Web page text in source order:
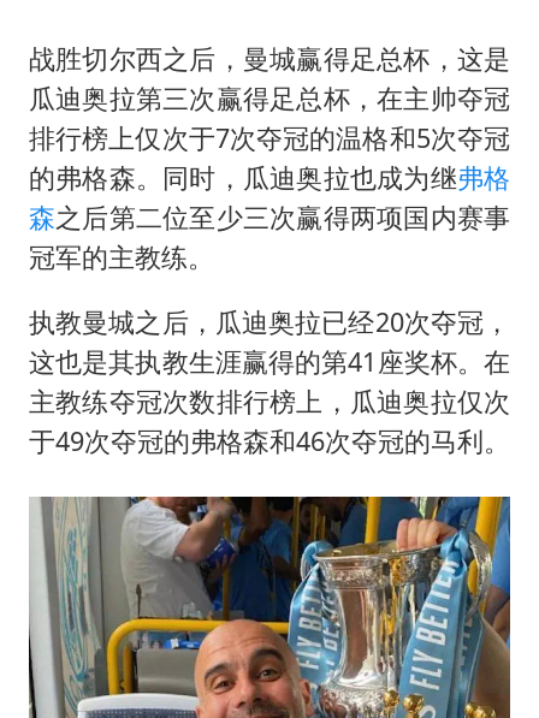
战胜切尔西之后，曼城赢得足总杯，这是
瓜迪奥拉第三次赢得足总杯，在主帅夺冠
排行榜上仅次于7次夺冠的温格和5次夺冠
的弗格森。同时，瓜迪奥拉也成为继弗格
森之后第二位至少三次赢得两项国内赛事
冠军的主教练。
执教曼城之后，瓜迪奥拉已经20次夺冠，
这也是其执教生涯赢得的第41座奖杯。在
主教练夺冠次数排行榜上，瓜迪奥拉仅次
于49次夺冠的弗格森和46次夺冠的马利。